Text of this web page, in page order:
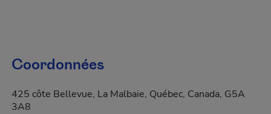
Coordonnées
425 côte Bellevue, La Malbaie, Québec, Canada, G5A
3A8